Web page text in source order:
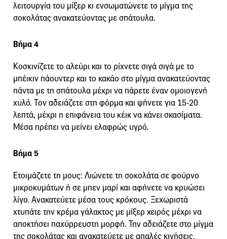
λειτουργία του μίξερ κι ενσωματώνετε το μίγμα της
σοκολάτας ανακατεύοντας με σπάτουλα.
Βήμα 4
Κοσκινίζετε το αλεύρι και το ρίχνετε σιγά σιγά με το
μπέικιν πάουντερ και το κακάο στο μίγμα ανακατεύοντας
πάντα με τη σπάτουλα μέχρι να πάρετε έναν ομοιογενή
χυλό. Τον αδειάζετε στη φόρμα και ψήνετε για 15-20
λεπτά, μέχρι η επιφάνεια του κέικ να κάνει σκασίματα.
Μέσα πρέπει να μείνει ελαφρώς υγρό.
Βήμα 5
Ετοιμάζετε τη μους: Λιώνετε τη σοκολάτα σε φούρνο
μικροκυμάτων ή σε μπεν μαρί και αφήνετε να κρυώσει
λίγο. Ανακατεύετε μέσα τους κρόκους. Ξεχωριστά
χτυπάτε την κρέμα γάλακτος με μίξερ χειρός μέχρι να
αποκτήσει παχύρρευστη μορφή. Την αδειάζετε στο μίγμα
της σοκολάτας και ανακατεύετε με απαλές κινήσεις.